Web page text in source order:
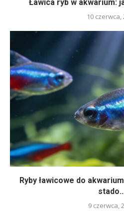
Ławica ryb w akwarium:
10 czerwca,
Ryby ławicowe do
9 czerwca,